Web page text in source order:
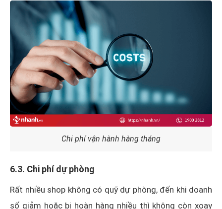
Chi phí vận hành hàng tháng
6.3. Chi phí dự phòng
Rất nhiều shop không có quỹ dự phòng, đến khi doanh
số giảm hoặc bị hoàn hàng nhiều thì không còn xoay